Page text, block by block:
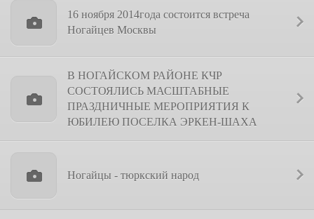
16 ноября 2014года состоится встреча
Ногайцев Москвы
В НОГАЙСКОМ РАЙОНЕ КЧР
СОСТОЯЛИСЬ МАСШТАБНЫЕ
ПРАЗДНИЧНЫЕ МЕРОПРИЯТИЯ К
ЮБИЛЕЮ ПОСЕЛКА ЭРКЕН-ШАХА
Ногайцы - тюркский народ